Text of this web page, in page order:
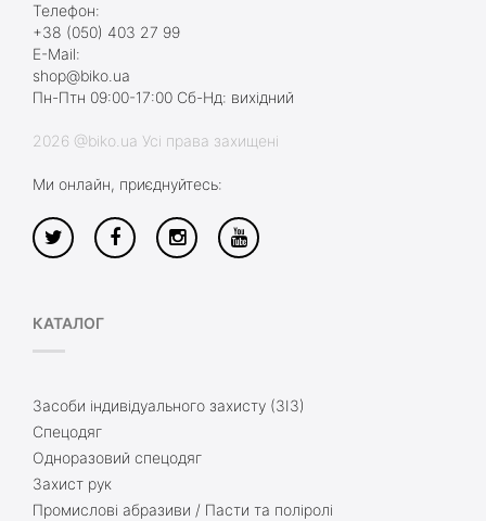
Телефон:
+38 (050) 403 27 99
E-Mail:
shop@biko.ua
Пн-Птн 09:00-17:00 Сб-Нд: вихідний
2026 @biko.ua Усі права захищені
Ми онлайн, приєднуйтесь:
КАТАЛОГ
Засоби індивідуального захисту (ЗІЗ)
Спецодяг
Одноразовий спецодяг
Захист рук
Промислові абразиви / Пасти та поліролі